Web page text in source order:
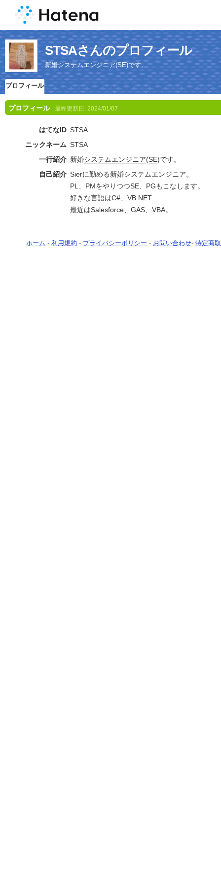
STSAさんのプロフィール
新婚システムエンジニア(SE)です。
プロフィール
プロフィール 最終更新日: 2024/01/07
はてなID STSA
ニックネーム STSA
一行紹介 新婚システムエンジニア(SE)です。
自己紹介 Sierに勤める新婚システムエンジニア。
PL、PMをやりつつSE、PGもこなします。
好きな言語はC#、VB.NET
最近はSalesforce、GAS、VBA。
ホーム - 利用規約 - プライバシーポリシー - お問い合わせ- 特定商